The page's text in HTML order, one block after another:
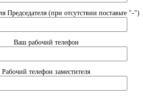
Председателя (при отсутствии поставьте "-")
Ваш рабочий телефон
Рабочий телефон заместителя